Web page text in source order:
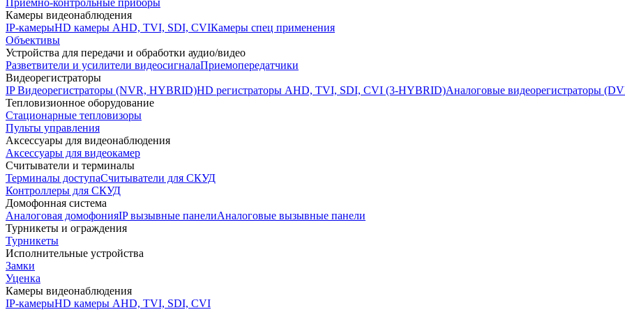
Приемно-контрольные приборы
Камеры видеонаблюдения
IP-камерыHD камеры AHD, TVI, SDI, CVIКамеры спец применения
Объективы
Устройства для передачи и обработки аудио/видео
Разветвители и усилители видеосигналаПриемопередатчики
Видеорегистраторы
IP Видеорегистраторы (NVR, HYBRID)HD регистраторы AHD, TVI, SDI, CVI (3-HYBRID)Аналоговые видеорегистраторы
Тепловизионное оборудование
Стационарные тепловизоры
Пульты управления
Аксессуары для видеонаблюдения
Аксессуары для видеокамер
Считыватели и терминалы
Терминалы доступаСчитыватели для СКУД
Контроллеры для СКУД
Домофонная система
Аналоговая домофонияIP вызывные панелиАналоговые вызывные панели
Турникеты и ограждения
Турникеты
Исполнительные устройства
Замки
Уценка
Камеры видеонаблюдения
IP-камерыHD камеры AHD, TVI, SDI, CVI